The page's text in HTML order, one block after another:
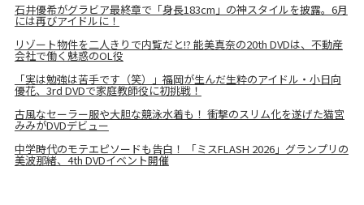
石井優希がグラビア最終章で「身長183cm」の神スタイルを披露。6月
には再びアイドルに！
リゾート物件を二人きりで内覧だと!? 能美真奈の20th DVDは、不動産
会社で働く魅惑のOL役
「実は勉強は苦手です（笑）」福岡が生んだ生粋のアイドル・小日向
優花、3rd DVDで家庭教師役に初挑戦！
古風なセーラー服や大胆な競泳水着も！ 衝撃のスリム化を遂げた猫宮
みみがDVDデビュー
中学時代のモテエピソードも告白！ 「ミスFLASH 2026」グランプリの
美波那緒、4th DVDイベント開催